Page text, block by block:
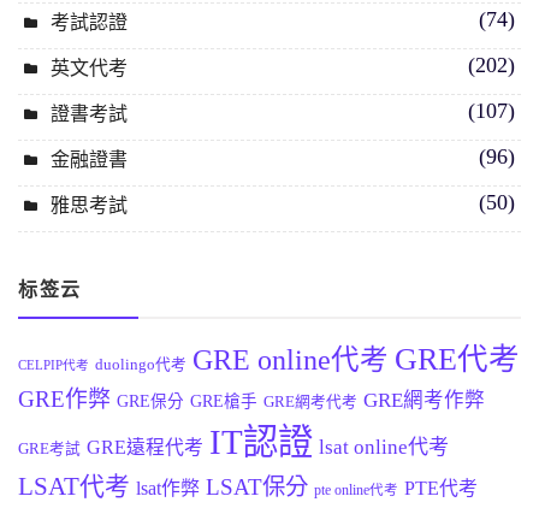
考試認證 (74)
英文代考 (202)
證書考試 (107)
金融證書 (96)
雅思考試 (50)
标签云
CELPIP代考 duolingo代考 GRE online代考 GRE代考
GRE作弊 GRE保分 GRE槍手 GRE網考代考 GRE網考作弊
GRE考試 GRE遠程代考 IT認證 lsat online代考
LSAT代考 lsat作弊 LSAT保分 pte online代考 PTE代考